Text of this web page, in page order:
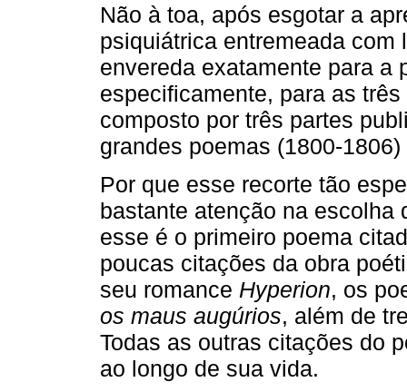
Não à toa, após esgotar a
psiquiátrica entremeada
envereda exatamente para a
especificamente, para as
composto por três partes
grandes poemas (1800-
Por que esse recorte tão
bastante atenção na escolha
esse é o primeiro poema
poucas citações da obra
seu romance Hyperion, os
os maus augúrios, além de
Todas as outras citações do
ao longo de sua vida.